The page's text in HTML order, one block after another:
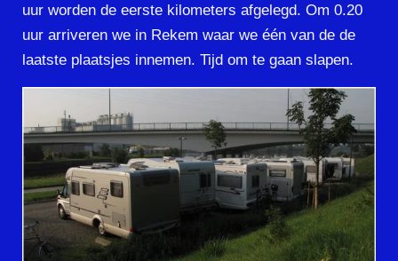
uur worden de eerste kilometers afgelegd. Om 0.20
uur arriveren we in Rekem waar we één van de de
laatste plaatsjes innemen. Tijd om te gaan slapen.